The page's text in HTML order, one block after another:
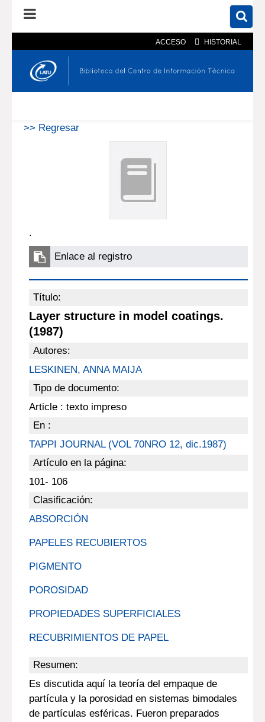
ACCESO HISTORIAL
En el catálogo En el sitio
>> Regresar
.
Enlace al registro
Título:
Layer structure in model coatings.
(1987)
Autores:
LESKINEN, ANNA MAIJA
Tipo de documento:
Article : texto impreso
En :
TAPPI JOURNAL (VOL 70NRO 12, dic.1987)
Artículo en la página:
101- 106
Clasificación:
ABSORCIÓN
PAPELES RECUBIERTOS
PIGMENTO
POROSIDAD
PROPIEDADES SUPERFICIALES
RECUBRIMIENTOS DE PAPEL
Resumen:
Es discutida aquí la teoría del empaque de
partícula y la porosidad en sistemas bimodales
de partículas esféricas. Fueron preparados